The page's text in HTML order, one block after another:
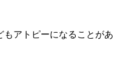
アトピーになることがあ